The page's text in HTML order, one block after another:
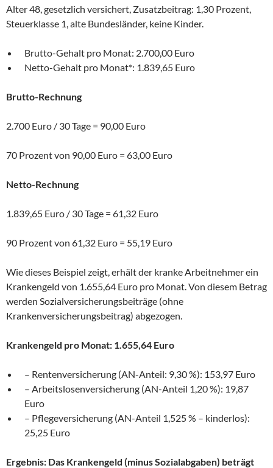
Alter 48, gesetzlich versichert, Zusatzbeitrag: 1,30 Prozent,
Steuerklasse 1, alte Bundesländer, keine Kinder.
Brutto-Gehalt pro Monat: 2.700,00 Euro
Netto-Gehalt pro Monat*: 1.839,65 Euro
Brutto-Rechnung
2.700 Euro / 30 Tage = 90,00 Euro
70 Prozent von 90,00 Euro = 63,00 Euro
Netto-Rechnung
1.839,65 Euro / 30 Tage = 61,32 Euro
90 Prozent von 61,32 Euro = 55,19 Euro
Wie dieses Beispiel zeigt, erhält der kranke Arbeitnehmer ein
Krankengeld von 1.655,64 Euro pro Monat. Von diesem Betrag
werden Sozialversicherungsbeiträge (ohne
Krankenversicherungsbeitrag) abgezogen.
Krankengeld pro Monat: 1.655,64 Euro
– Rentenversicherung (AN-Anteil: 9,30 %): 153,97 Euro
– Arbeitslosenversicherung (AN-Anteil 1,20 %): 19,87
Euro
– Pflegeversicherung (AN-Anteil 1,525 % – kinderlos):
25,25 Euro
Ergebnis: Das Krankengeld (minus Sozialabgaben) beträgt